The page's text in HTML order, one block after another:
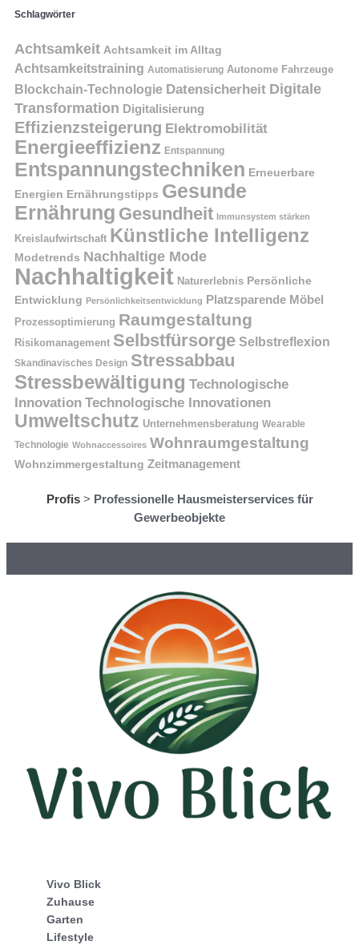
Schlagwörter
Achtsamkeit Achtsamkeit im Alltag
Achtsamkeitstraining Automatisierung Autonome Fahrzeuge
Blockchain-Technologie Datensicherheit Digitale
Transformation Digitalisierung
Effizienzsteigerung Elektromobilität
Energieeffizienz Entspannung
Entspannungstechniken Erneuerbare
Energien Ernährungstipps Gesunde
Ernährung Gesundheit Immunsystem stärken
Kreislaufwirtschaft Künstliche Intelligenz
Modetrends Nachhaltige Mode
Nachhaltigkeit Naturerlebnis Persönliche
Entwicklung Persönlichkeitsentwicklung Platzsparende Möbel
Prozessoptimierung Raumgestaltung
Risikomanagement Selbstfürsorge Selbstreflexion
Skandinavisches Design Stressabbau
Stressbewältigung Technologische
Innovation Technologische Innovationen
Umweltschutz Unternehmensberatung Wearable
Technologie Wohnaccessoires Wohnraumgestaltung
Wohnzimmergestaltung Zeitmanagement
Profis> Professionelle Hausmeisterservices für
Gewerbeobjekte
Vivo Blick
Zuhause
Garten
Lifestyle